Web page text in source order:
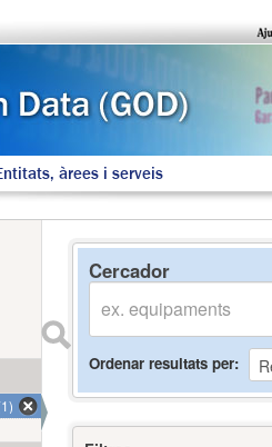
àrees i serveis
Cercador
Ordenar resultats per